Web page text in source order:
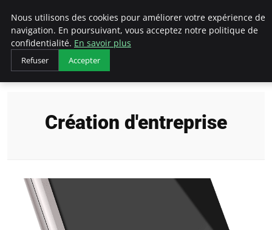
LECFCM
Accueil Création d'entreprise
Création d'entreprise
Nous utilisons des cookies pour améliorer votre expérience de
navigation. En poursuivant, vous acceptez notre politique de
confidentialité. En savoir plus
Refuser Accepter